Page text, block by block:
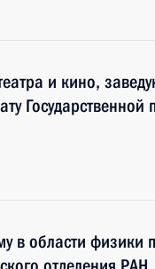
и кино,
в области физики